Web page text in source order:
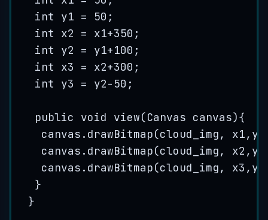
int
y1 = 50 ;
int
x2 = x1+350 ;
int
y2 = y1+100 ;
int
x3 = x2+300 ;
int
y3 = y2-50 ;
public void view(Canvas canvas){
canvas . drawBitmap(cloud_img,
canvas . drawBitmap(cloud_img,
canvas . drawBitmap(cloud_img,
}
}